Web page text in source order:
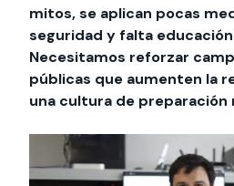
mitos, se aplican pocas
seguridad y falta
Necesitamos reforzar
públicas que aumenten la
una cultura de preparación